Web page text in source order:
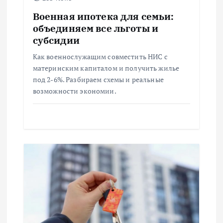
м
Военная ипотека для семьи:
объединяем все льготы и
субсидии
Как военнослужащим совместить НИС с
материнским капиталом и получить жилье
под 2-6%. Разбираем схемы и реальные
возможности экономии.